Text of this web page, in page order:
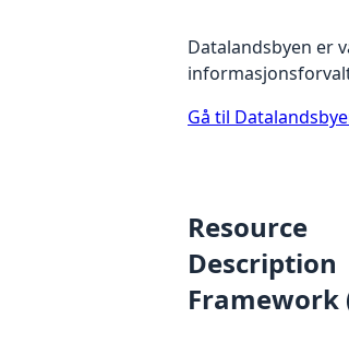
Datalandsbyen er
Gå til
Resource
Description
Framework